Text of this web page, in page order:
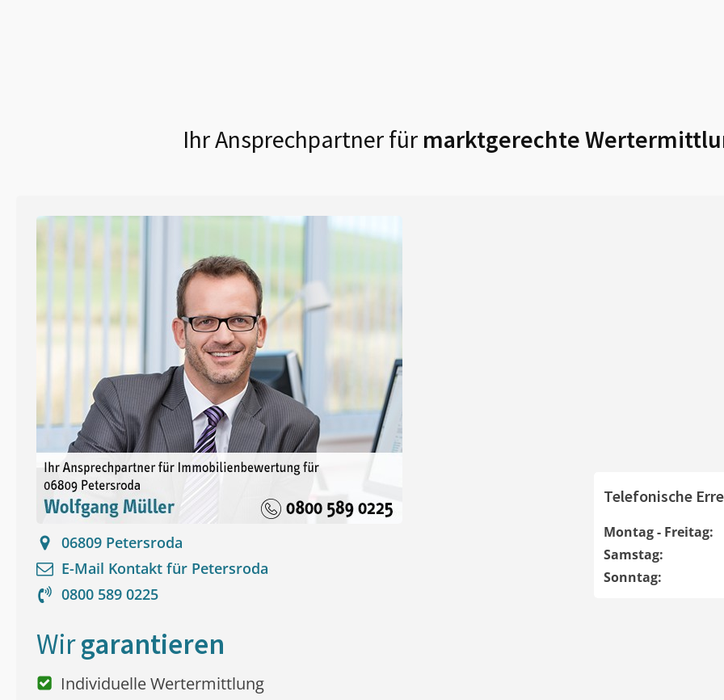
Ihr Ansprechpartner für marktgerechte
06809 Petersroda
E-Mail Kontakt für Petersroda
0800 589 0225
Telefonische
Montag - Freitag:
Samstag:
Sonntag:
Wirgarantieren
Individuelle Wertermittlung